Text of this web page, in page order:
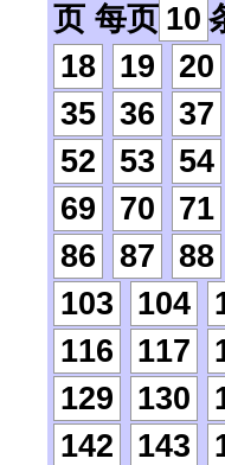
页 每页 10
18
19 20
35
36 37
52
53 54
69
70 71
86
87 88
103
104
116
117
129
130
142
143